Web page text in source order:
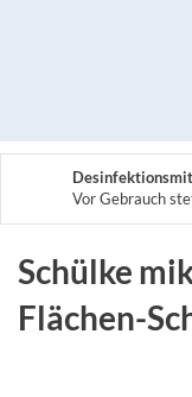
Vor Gebrauch
Schülke
Flächen-